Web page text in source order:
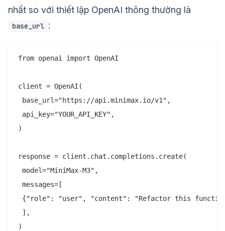
nhất so với thiết lập OpenAI thông thường là
base_url :
from openai import OpenAI
client = OpenAI(
base_url="https://api.minimax.io/v1",
api_key="YOUR_API_KEY",
)
response = client.chat.completions.create(
model="MiniMax-M3",
messages=[
{"role": "user", "content": "Refactor this
],
)